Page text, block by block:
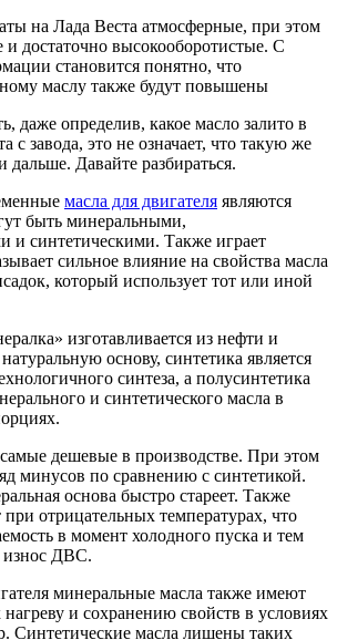
на Лада Веста атмосферные, при этом
достаточно высокооборотистые. С
становится понятно, что
маслу также будут повышены
даже определив, какое масло залито в
с завода, это не означает, что такую же
дальше. Давайте разбираться.
масла для двигателя являются
быть минеральными,
и синтетическими. Также играет
сильное влияние на свойства масла
который использует тот или иной
изготавливается из нефти и
основу, синтетика является
синтеза, а полусинтетика
и синтетического масла в
дешевые в производстве. При этом
минусов по сравнению с синтетикой.
основа быстро стареет. Также
при отрицательных температурах, что
в момент холодного пуска и тем
износ ДВС.
минеральные масла также имеют
и сохранению свойств в условиях
Синтетические масла лишены таких